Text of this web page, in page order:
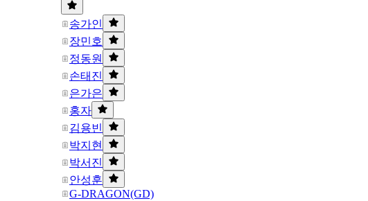
송가인
장민호
정동원
손태진
은가은
홍자
김용빈
박지현
박서진
안성훈
G-DRAGON(GD)